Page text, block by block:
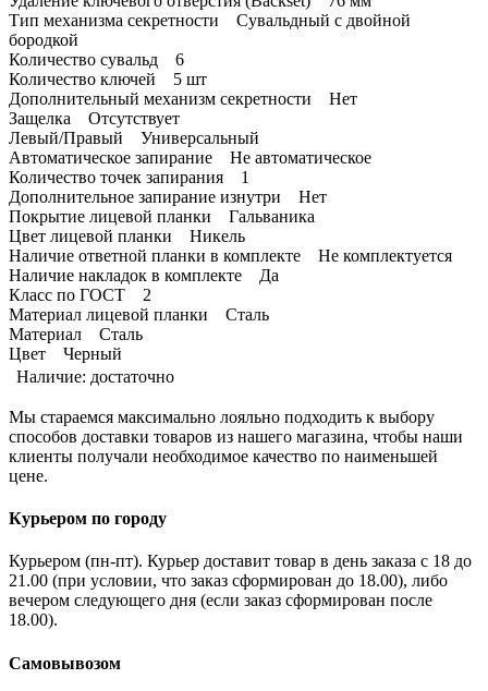
Тип механизма секретности Сувальдный с двойной
бородкой
Количество сувальд 6
Количество ключей 5 шт
Дополнительный механизм секретности Нет
Защелка Отсутствует
Левый/Правый Универсальный
Автоматическое запирание Не автоматическое
Количество точек запирания 1
Дополнительное запирание изнутри Нет
Покрытие лицевой планки Гальваника
Цвет лицевой планки Никель
Наличие ответной планки в комплекте Не комплектуется
Наличие накладок в комплекте Да
Класс по ГОСТ 2
Материал лицевой планки Сталь
Материал Сталь
Цвет Черный
Наличие: достаточно
Мы стараемся максимально лояльно подходить к выбору
способов доставки товаров из нашего магазина, чтобы наши
клиенты получали необходимое качество по наименьшей
цене.
Курьером по городу
Курьером (пн-пт). Курьер доставит товар в день заказа с 18 до
21.00 (при условии, что заказ сформирован до 18.00), либо
вечером следующего дня (если заказ сформирован после
18.00).
Самовывозом